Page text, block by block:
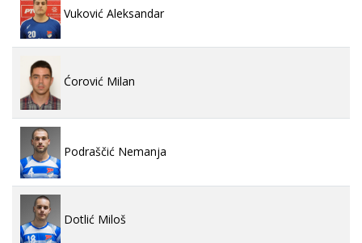
Vuković Aleksandar
Ćorović Milan
Podraščić Nemanja
Dotlić Miloš